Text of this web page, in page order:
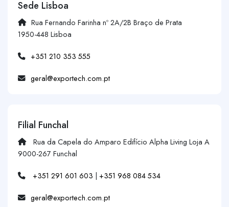
Sede Lisboa
Rua Fernando Farinha nº 2A/2B Braço de Prata
1950-448 Lisboa
+351 210 353 555
geral@exportech.com.pt
Filial Funchal
Rua da Capela do Amparo Edifício Alpha Living Loja A
9000-267 Funchal
+351 291 601 603 | +351 968 084 534
geral@exportech.com.pt